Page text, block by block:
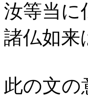
汝等当に
諸仏如来
此の文